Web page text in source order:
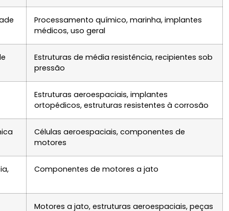
Processamento químico, marinha, implantes
médicos, uso geral
Estruturas de média resistência, recipientes sob
pressão
Estruturas aeroespaciais, implantes
ortopédicos, estruturas resistentes à corrosão
Células aeroespaciais, componentes de
motores
Componentes de motores a jato
Motores a jato, estruturas aeroespaciais, peças